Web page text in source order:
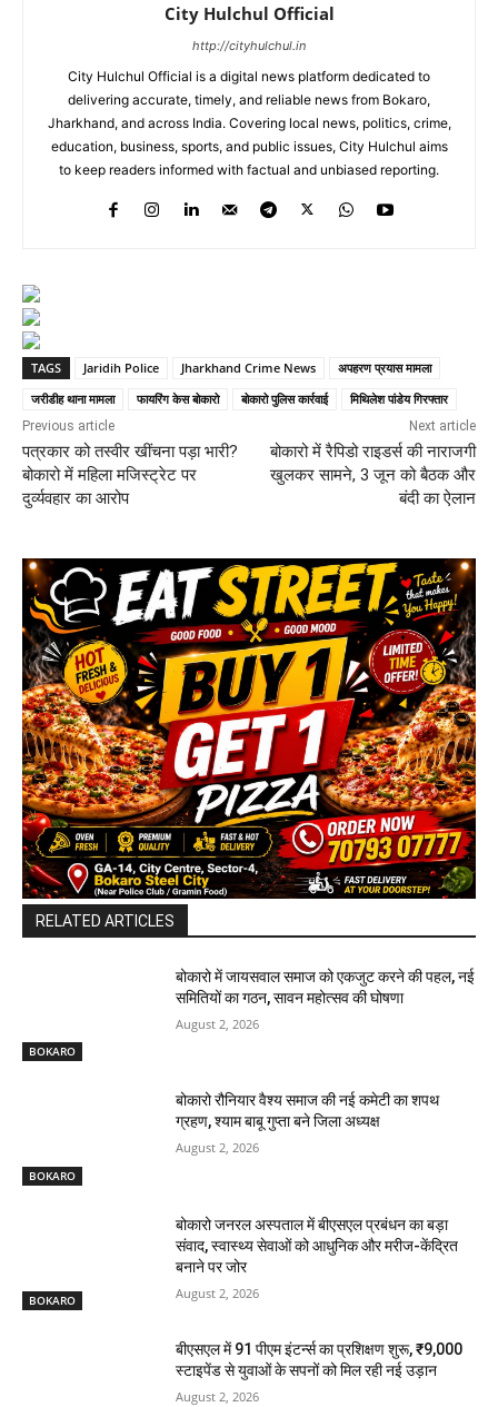
City Hulchul Official
http://cityhulchul.in
City Hulchul Official is a digital news platform dedicated to
delivering accurate, timely, and reliable news from Bokaro,
Jharkhand, and across India. Covering local news, politics, crime,
education, business, sports, and public issues, City Hulchul aims
to keep readers informed with factual and unbiased reporting.
TAGS Jaridih Police Jharkhand Crime News
अपहरण प्रयास मामला
जरीडीह थाना मामला
फायरिंग केस बोकारो बोकारो पुलिस कार्रवाई मिथिलेश पांडेय गिरफ्तार
Previous article
पत्रकार को तस्वीर खींचना पड़ा भारी?
बोकारो में महिला मजिस्ट्रेट पर
दुर्व्यवहार का आरोप
Next article
बोकारो में रैपिडो राइडर्स की नाराजगी
खुलकर सामने, 3 जून को बैठक और
बंदी का ऐलान
RELATED ARTICLES
BOKARO
बोकारो में जायसवाल समाज को एकजुट करने की पहल, नई
समितियों का गठन, सावन महोत्सव की घोषणा
August 2, 2026
BOKARO
बोकारो रौनियार वैश्य समाज की नई कमेटी का शपथ
ग्रहण, श्याम बाबू गुप्ता बने जिला अध्यक्ष
August 2, 2026
BOKARO
बोकारो जनरल अस्पताल में बीएसएल प्रबंधन का बड़ा
संवाद, स्वास्थ्य सेवाओं को आधुनिक और मरीज-केंद्रित
बनाने पर जोर
August 2, 2026
बीएसएल में 91 पीएम इंटर्न्स का प्रशिक्षण शुरू, ₹9,000
स्टाइपेंड से युवाओं के सपनों को मिल रही नई उड़ान
August 2, 2026